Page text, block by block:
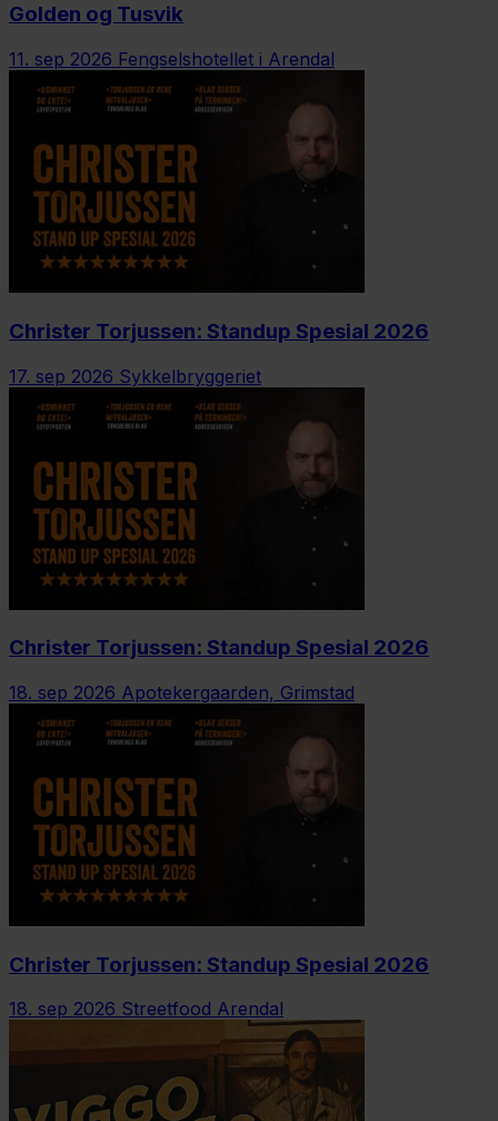
Golden og Tusvik
11. sep 2026 Fengselshotellet i Arendal
Christer Torjussen: Standup Spesial 2026
17. sep 2026 Sykkelbryggeriet
Christer Torjussen: Standup Spesial 2026
18. sep 2026 Apotekergaarden, Grimstad
Christer Torjussen: Standup Spesial 2026
18. sep 2026 Streetfood Arendal